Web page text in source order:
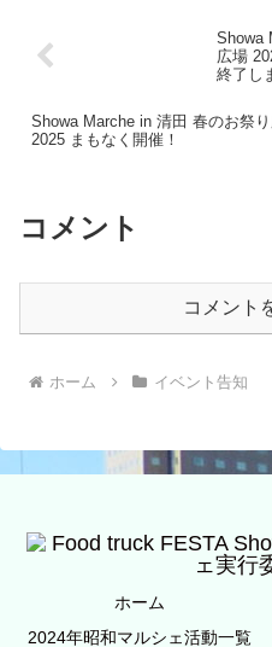
Showa
広場
終了し
Showa Marche in 清田 春のお祭
2025 まもなく開催！
コメント
コメント
ホーム イベント告知
ホーム
2024年昭和マルシェ活動一覧